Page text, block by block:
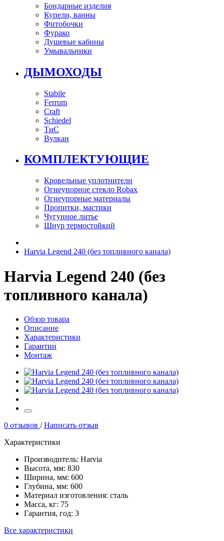
Бондарные изделия
Купели, ванны
Фитобочки
Фурако
Душевые кабины
Умывальники
ДЫМОХОДЫ
Stabile
Ferrum
Craft
Schiedel
ТиС
Вулкан
КОМПЛЕКТУЮЩИЕ
Кровельные уплотнители
Огнеупорное стекло Robax
Огнеупорные материалы
Пропитки, мастики
Чугунное литье
Шнур термостойкий
Harvia Legend 240 (без топливного канала)
Harvia Legend 240 (без
топливного канала)
Обзор товара
Описание
Характеристики
Гарантии
Монтаж
0 отзывов /Написать отзыв
Характеристики
Производитель: Harvia
Высота, мм: 830
Ширина, мм: 600
Глубина, мм: 600
Материал изготовления: сталь
Масса, кг: 75
Гарантия, год: 3
Все характеристики